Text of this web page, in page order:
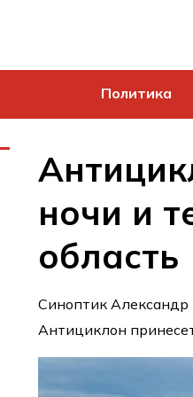
Политика
ночи и
область
Синоптик Александр
Антициклон